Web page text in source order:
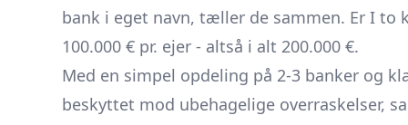
bank i eget navn, tæller de sammen. Er I
100.000 € pr. ejer - altså i alt 200.000 €.
Med en simpel opdeling på 2-3 banker og
beskyttet mod ubehagelige overraskelser,